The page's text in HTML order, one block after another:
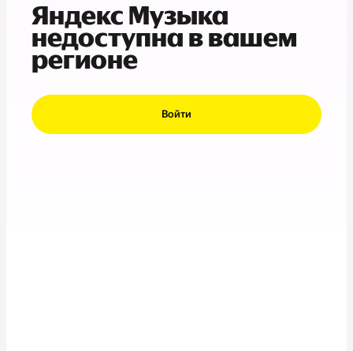
Яндекс Музыка
недоступна в вашем
регионе
Войти